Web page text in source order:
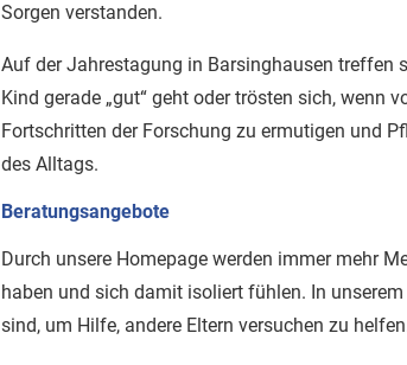
Sorgen verstanden.
Auf der Jahrestagung in Barsinghausen treffen
Kind gerade „gut“ geht oder trösten sich, wenn
Fortschritten der Forschung zu ermutigen und
des Alltags.
Beratungsangebote
Durch unsere Homepage werden immer mehr
haben und sich damit isoliert fühlen. In
sind, um Hilfe, andere Eltern versuchen zu